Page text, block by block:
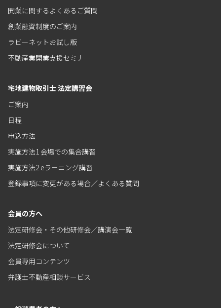
開業に関するよくあるご質問
創業融資制度のご案内
ラビーネットお試し版
不動産業開業支援セミナー
宅地建物取引士 法定講習会
ご案内
日程
申込方法
実施方法1 会場での集合講習
実施方法2 eラーニング講習
登録事項に変更がある場合／よくある質問
会員の方へ
法定研修会・その他研修会／講演会一覧
法定研修会について
会員専用コンテンツ
弁護士不動産相談サービス